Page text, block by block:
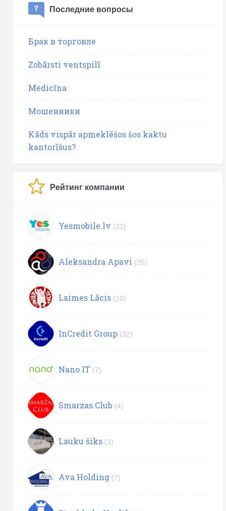
Последние вопросы
Брак в торговле
Zobārsti ventspilī
Medicīna
Мошенники
Kāds vispār apmeklēšos šos kaktu
kantorīšus?
Рейтинг компании
Yesmobile.lv (23)
Aleksandra Apavi (25)
Laimes Lācis (10)
InCredit Group (32)
Nano IT (7)
Smarzas.Club (4)
Lauku šiks (3)
Ava Holding (7)